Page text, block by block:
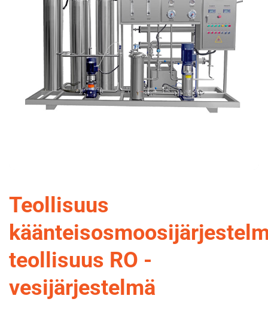
Teollisuus
teollisuus RO -
vesijärjestelmä